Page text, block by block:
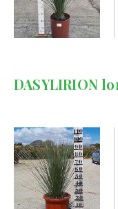
DASYLIRION